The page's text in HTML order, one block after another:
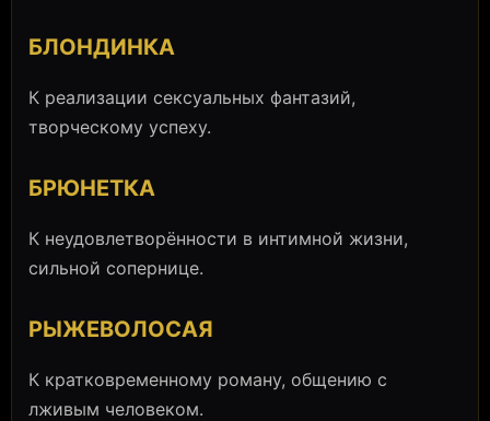
БЛОНДИНКА
К реализации сексуальных фантазий,
творческому успеху.
БРЮНЕТКА
К неудовлетворённости в интимной жизни,
сильной сопернице.
РЫЖЕВОЛОСАЯ
К кратковременному роману, общению с
лживым человеком.